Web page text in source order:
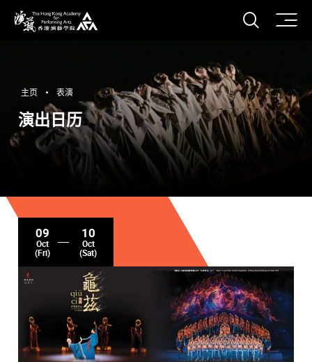
打开
主页 表演
演出日历
09
Oct
(Fri)
10
Oct
(Sat)